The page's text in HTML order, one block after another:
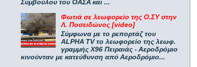
Συμβούλου του ΟΑΣΑ και ...
Φωτιά σε λεωφορείο της Ο.ΣΥ στην
Λ. Ποσειδώνος [video]
Σύμφωνα με το ρεπορτάζ του
ALPHA TV το λεωφορείο της λεωφ.
γραμμής Χ96 Πειραιάς - Αεροδρόμιο
κινούνταν με κατεύθυνση από Αεροδρόμιο...